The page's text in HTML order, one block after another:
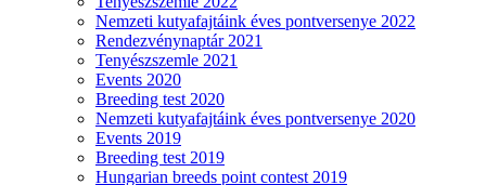
Nemzeti kutyafajtáink éves pontversenye 2022
Rendezvénynaptár 2021
Tenyészszemle 2021
Events 2020
Breeding test 2020
Nemzeti kutyafajtáink éves pontversenye 2020
Events 2019
Breeding test 2019
Hungarian breeds point contest 2019